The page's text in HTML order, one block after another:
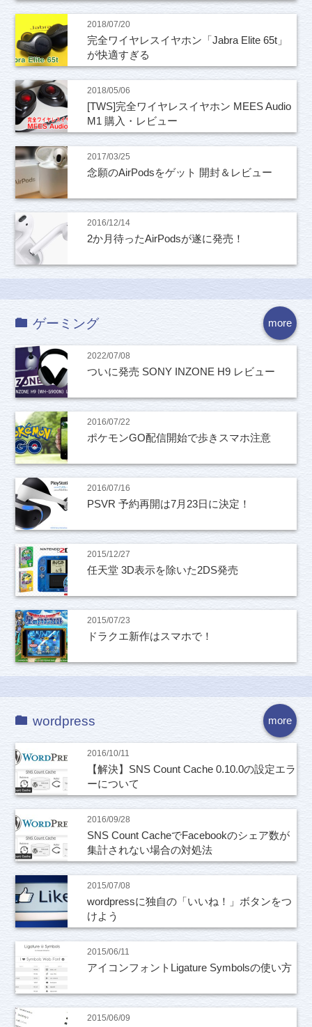
2018/07/20
完全ワイヤレスイヤホン「Jabra Elite 65t」
が快適すぎる
2018/05/06
[TWS]完全ワイヤレスイヤホン MEES Audio
M1 購入・レビュー
2017/03/25
念願のAirPodsをゲット 開封＆レビュー
2016/12/14
2か月待ったAirPodsが遂に発売！
more
ゲーミング
2022/07/08
ついに発売 SONY INZONE H9 レビュー
2016/07/22
ポケモンGO配信開始で歩きスマホ注意
2016/07/16
PSVR 予約再開は7月23日に決定！
2015/12/27
任天堂 3D表示を除いた2DS発売
2015/07/23
ドラクエ新作はスマホで！
more
wordpress
2016/10/11
【解決】SNS Count Cache 0.10.0の設定エラ
ーについて
2016/09/28
SNS Count CacheでFacebookのシェア数が
集計されない場合の対処法
2015/07/08
wordpressに独自の「いいね！」ボタンをつ
けよう
2015/06/11
アイコンフォントLigature Symbolsの使い方
2015/06/09